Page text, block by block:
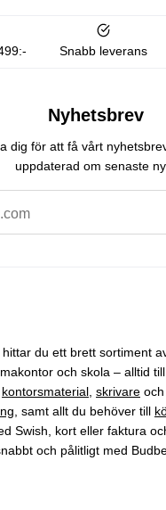
Snabb leverans
Nyhetsbrev
dig för att få vårt
uppdaterad om senaste
du ett brett sortiment
och skola – alltid
kontorsmaterial skrivare och
, samt allt du behöver till
Swish, kort eller faktura
och pålitligt med